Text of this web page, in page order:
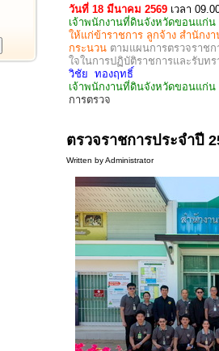
วันที่ 18 มีนาคม 2569 เวลา
เจ้าพนักงานที่ดินจังหวัดขอนแก่น
ให้แก่ข้าราชการ ลูกจ้าง สำนัก
กระนวน ตามแผนการตรวจราช
ใจในการปฏิบัติราชการและรับท
วิชัย ทองฤทธิ์
เจ้าพนักงานที่ดินจังหวัดขอนแก่
การตรวจ
ตรวจราชการประจำปี
Written by Administrator